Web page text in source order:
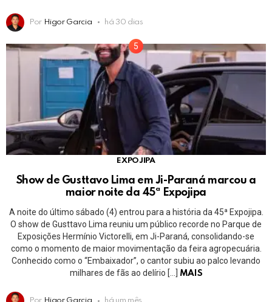
Por Higor Garcia há 30 dias
EXPOJIPA
Show de Gusttavo Lima em Ji-Paraná marcou a
maior noite da 45ª Expojipa
A noite do último sábado (4) entrou para a história da 45ª Expojipa.
O show de Gusttavo Lima reuniu um público recorde no Parque de
Exposições Hermínio Victorelli, em Ji-Paraná, consolidando-se
como o momento de maior movimentação da feira agropecuária.
Conhecido como o “Embaixador”, o cantor subiu ao palco levando
milhares de fãs ao delírio […]
MAIS